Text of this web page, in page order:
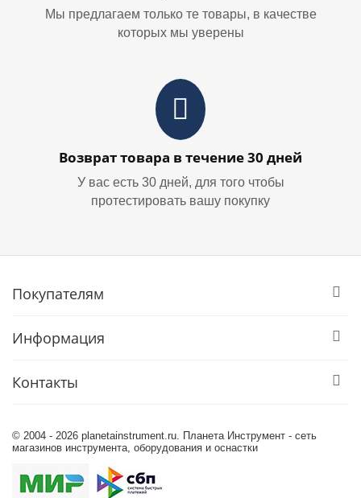
Мы предлагаем только те товары, в качестве
которых мы уверены
Возврат товара в течение 30 дней
У вас есть 30 дней, для того чтобы
протестировать вашу покупку
Покупателям
Информация
Контакты
© 2004 - 2026 planetainstrument.ru. Планета Инструмент - сеть
магазинов инструмента, оборудования и оснастки